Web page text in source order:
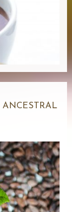
ANCESTRAL